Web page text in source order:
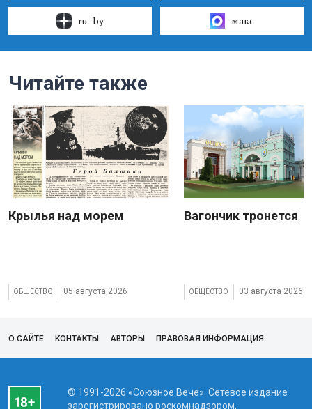
ru–by макс
Читайте также
Крылья над морем
ОБЩЕСТВО 05 августа 2026
Вагончик тронется
ОБЩЕСТВО 03 августа 2026
О САЙТЕ КОНТАКТЫ АВТОРЫ ПРАВОВАЯ ИНФОРМАЦИЯ
© 1991-2026 «Союзное Вече». Сетевое издание
зарегистрировано роскомнадзором,